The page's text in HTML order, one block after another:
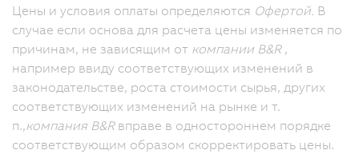
Цены и условия оплаты определяются Офертой. В
случае если основа для расчета цены изменяется по
причинам, не зависящим от компании B&R,
например ввиду соответствующих изменений в
законодательстве, роста стоимости сырья, других
соответствующих изменений на рынке и т.
п.,компания B&Rвправе в одностороннем порядке
соответствующим образом скорректировать цены.